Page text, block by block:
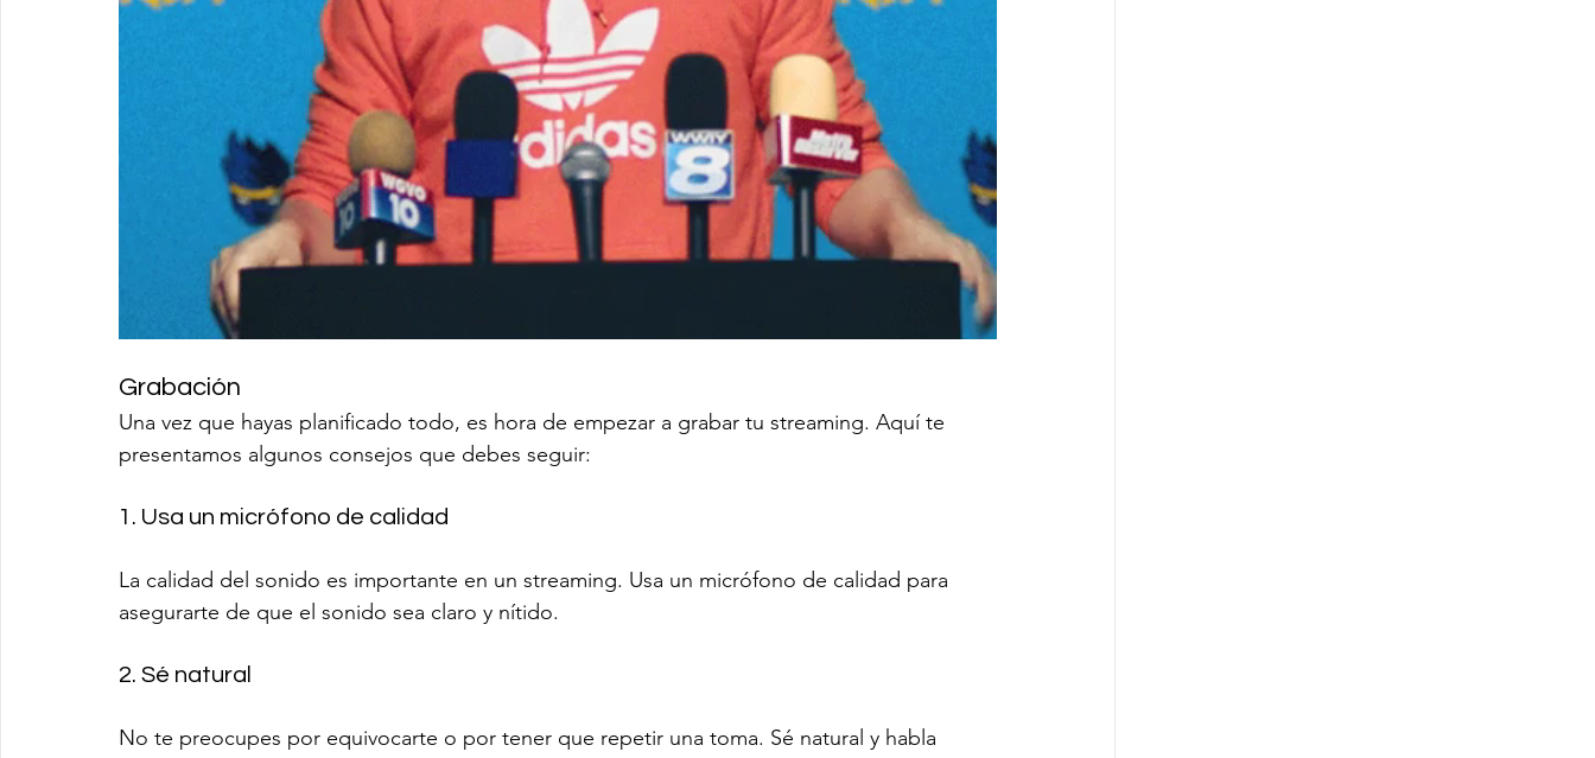
Grabación
Una vez que hayas planificado todo, es hora de empezar a grabar tu streaming. Aquí te
presentamos algunos consejos que debes seguir:
1. Usa un micrófono de calidad
La calidad del sonido es importante en un streaming. Usa un micrófono de calidad para
asegurarte de que el sonido sea claro y nítido.
2. Sé natural
No te preocupes por equivocarte o por tener que repetir una toma. Sé natural y habla